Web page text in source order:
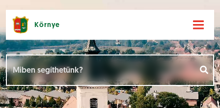
Környe
Hírek [